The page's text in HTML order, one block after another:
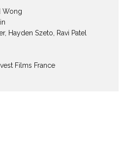
Wong
, Hayden Szeto
Ravi Patel
Films France